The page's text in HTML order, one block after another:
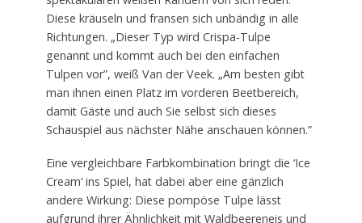
Diese kräuseln und fransen sich unbändig in alle
Richtungen. „Dieser Typ wird Crispa-Tulpe
genannt und kommt auch bei den einfachen
Tulpen vor”, weiß Van der Veek. „Am besten gibt
man ihnen einen Platz im vorderen Beetbereich,
damit Gäste und auch Sie selbst sich dieses
Schauspiel aus nächster Nähe anschauen können.”
Eine vergleichbare Farbkombination bringt die ‘Ice
Cream‘ ins Spiel, hat dabei aber eine gänzlich
andere Wirkung: Diese pompöse Tulpe lässt
aufgrund ihrer Ähnlichkeit mit Waldbeereneis und